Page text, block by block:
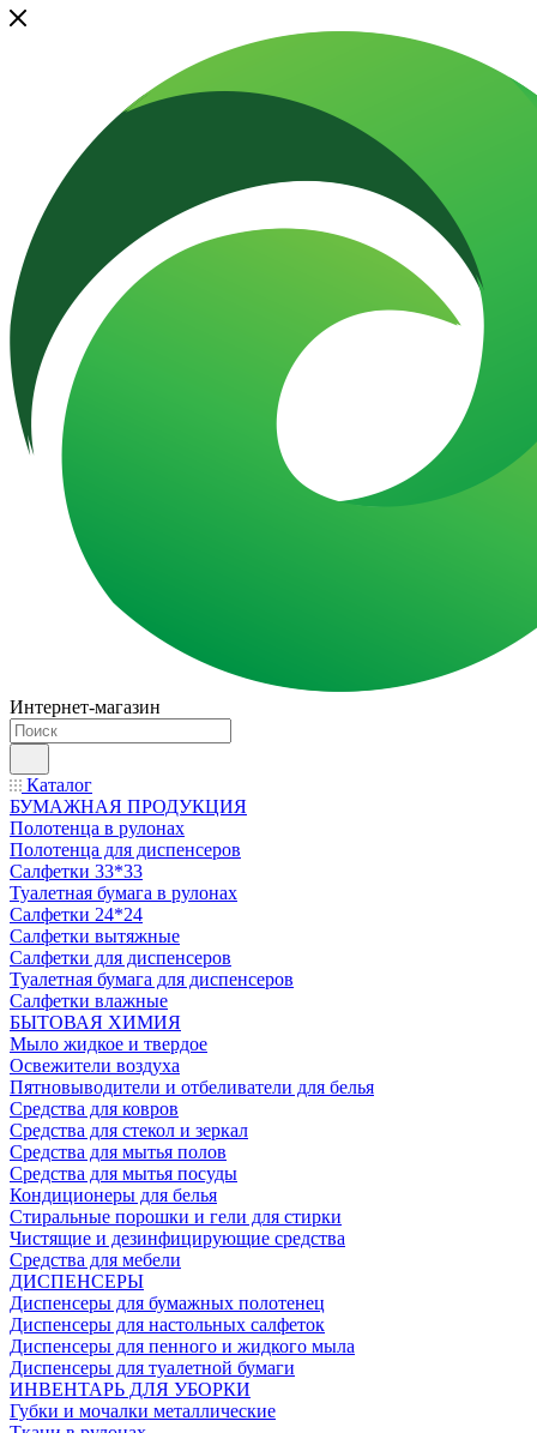
Интернет-магазин
Каталог
БУМАЖНАЯ ПРОДУКЦИЯ
Полотенца в рулонах
Полотенца для диспенсеров
Салфетки 33*33
Туалетная бумага в рулонах
Салфетки 24*24
Салфетки вытяжные
Салфетки для диспенсеров
Туалетная бумага для диспенсеров
Салфетки влажные
БЫТОВАЯ ХИМИЯ
Мыло жидкое и твердое
Освежители воздуха
Пятновыводители и отбеливатели для белья
Средства для ковров
Средства для стекол и зеркал
Средства для мытья полов
Средства для мытья посуды
Кондиционеры для белья
Стиральные порошки и гели для стирки
Чистящие и дезинфицирующие средства
Средства для мебели
ДИСПЕНСЕРЫ
Диспенсеры для бумажных полотенец
Диспенсеры для настольных салфеток
Диспенсеры для пенного и жидкого мыла
Диспенсеры для туалетной бумаги
ИНВЕНТАРЬ ДЛЯ УБОРКИ
Губки и мочалки металлические